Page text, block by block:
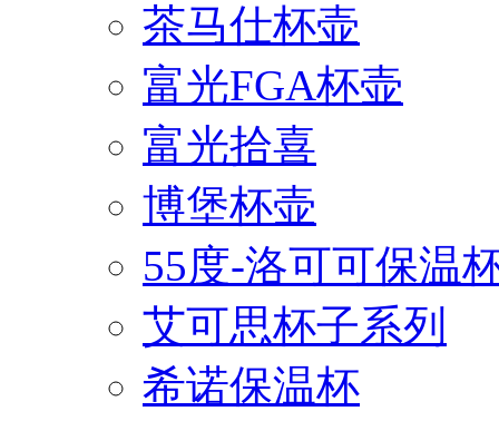
茶马仕杯壶
富光FGA杯壶
富光拾喜
博堡杯壶
55度-洛可可保温
艾可思杯子系列
希诺保温杯